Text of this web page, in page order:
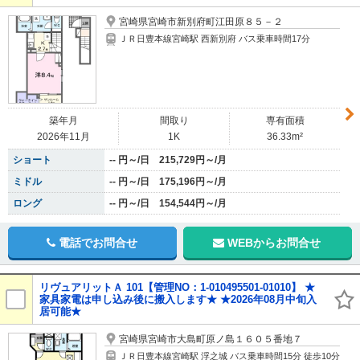
宮崎県宮崎市新別府町江田原８５－２
ＪＲ日豊本線宮崎駅 西新別府 バス乗車時間17分
築年月
2026年11月
間取り
1K
専有面積
36.33m²
ショート
-- 円～/日 215,729円～/月
ミドル
-- 円～/日 175,196円～/月
ロング
-- 円～/日 154,544円～/月
電話でお問合せ WEBからお問合せ
リヴュアリットＡ 101【管理NO：1-010495501-01010】 ★
家具家電は申し込み後に搬入します★ ★2026年08月中旬入
居可能★
宮崎県宮崎市大島町原ノ島１６０５番地７
ＪＲ日豊本線宮崎駅 浮之城 バス乗車時間15分 徒歩10分